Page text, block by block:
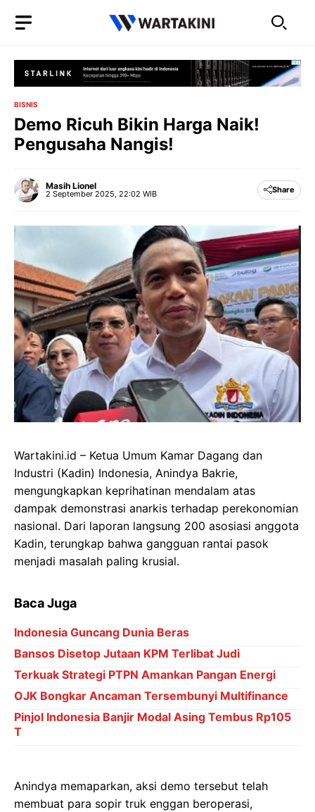
BISNIS
Demo Ricuh Bikin Harga Naik!
Pengusaha Nangis!
Masih Lionel
2 September 2025, 22:02 WIB Share
Wartakini.id – Ketua Umum Kamar Dagang dan
Industri (Kadin) Indonesia, Anindya Bakrie,
mengungkapkan keprihatinan mendalam atas
dampak demonstrasi anarkis terhadap perekonomian
nasional. Dari laporan langsung 200 asosiasi anggota
Kadin, terungkap bahwa gangguan rantai pasok
menjadi masalah paling krusial.
Baca Juga
Indonesia Guncang Dunia Beras
Bansos Disetop Jutaan KPM Terlibat Judi
Terkuak Strategi PTPN Amankan Pangan Energi
OJK Bongkar Ancaman Tersembunyi Multifinance
Pinjol Indonesia Banjir Modal Asing Tembus Rp105
T
Anindya memaparkan, aksi demo tersebut telah
membuat para sopir truk enggan beroperasi,